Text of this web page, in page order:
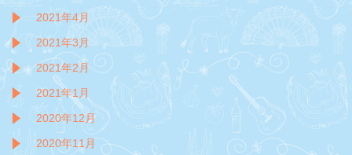
2021年4月
2021年3月
2021年2月
2021年1月
2020年12月
2020年11月